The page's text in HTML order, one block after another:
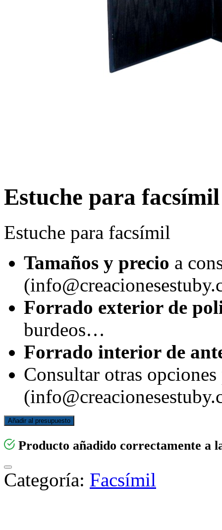
Estuche para facsímil
Estuche para facsímil
Tamaños y precio a
Forrado exterior de
burdeos…
Forrado interior de
Consultar otras
Añadir al presupuesto
Producto añadido correctamente a
Categoría: Facsímil